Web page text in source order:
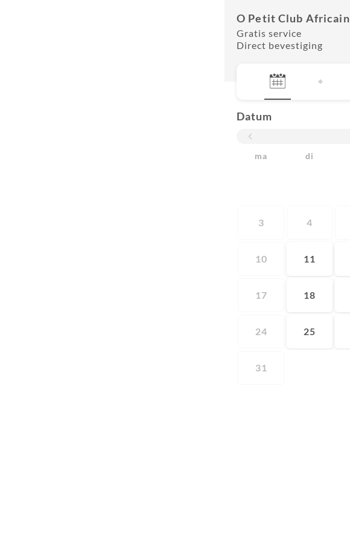
O Petit Club Africain
Gratis service
Direct bevestiging
Datum
ma
di
3 4
10 11
17 18
24 25
31